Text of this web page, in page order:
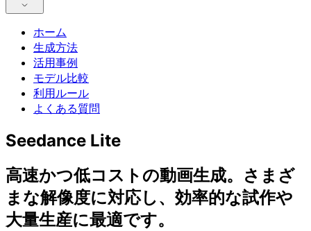
ホーム
生成方法
活用事例
モデル比較
利用ルール
よくある質問
Seedance Lite
高速かつ低コストの動画生成。さまざ
まな解像度に対応し、効率的な試作や
大量生産に最適です。